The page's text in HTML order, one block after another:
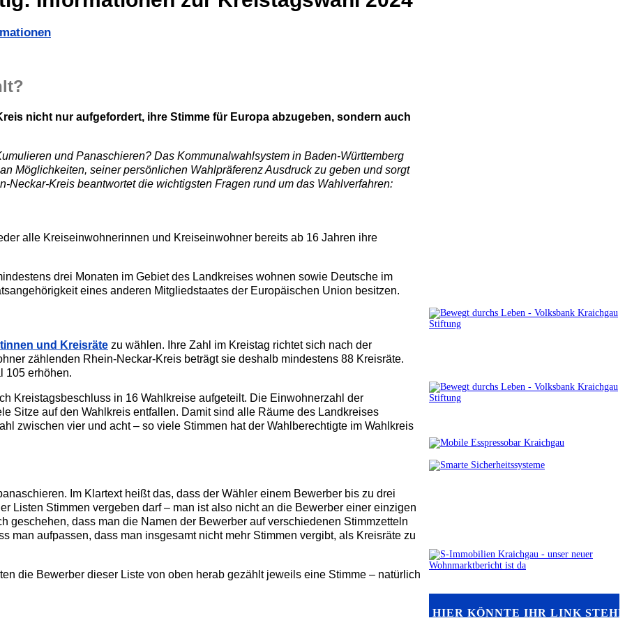
nicht nur aufgefordert, ihre Stimme für Europa abzugeben, sondern auch
und Panaschieren? Das Kommunalwahlsystem in Baden-Württemberg
Möglichkeiten, seiner persönlichen Wahlpräferenz Ausdruck zu geben und sorgt
Neckar-Kreis beantwortet die wichtigsten Fragen rund um das Wahlverfahren:
alle Kreiseinwohnerinnen und Kreiseinwohner bereits ab 16 Jahren ihre
drei Monaten im Gebiet des Landkreises wohnen sowie Deutsche im
eines anderen Mitgliedstaates der Europäischen Union besitzen.
und Kreisräte zu wählen. Ihre Zahl im Kreistag richtet sich nach der
zählenden Rhein-Neckar-Kreis beträgt sie deshalb mindestens 88 Kreisräte.
105 erhöhen.
Kreistagsbeschluss in 16 Wahlkreise aufgeteilt. Die Einwohnerzahl der
Sitze auf den Wahlkreis entfallen. Damit sind alle Räume des Landkreises
zwischen vier und acht – so viele Stimmen hat der Wahlberechtigte im Wahlkreis
Im Klartext heißt das, dass der Wähler einem Bewerber bis zu drei
Listen Stimmen vergeben darf – man ist also nicht an die Bewerber einer einzigen
geschehen, dass man die Namen der Bewerber auf verschiedenen Stimmzetteln
man aufpassen, dass man insgesamt nicht mehr Stimmen vergibt, als Kreisräte zu
die Bewerber dieser Liste von oben herab gezählt jeweils eine Stimme – natürlich
HIER KÖNNTE IHR LINK